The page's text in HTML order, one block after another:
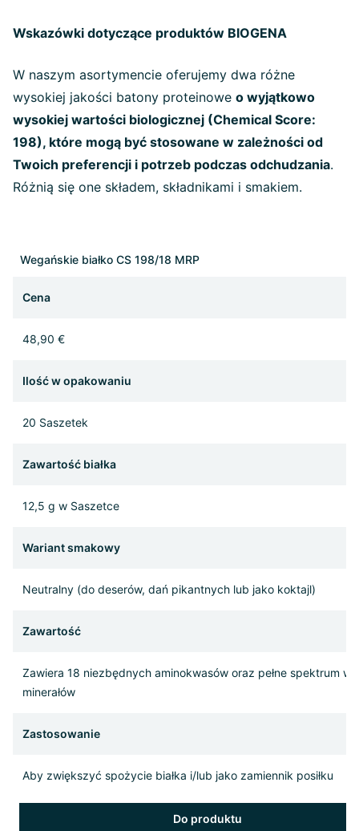
Wskazówki dotyczące produktów BIOGENA
W naszym asortymencie oferujemy dwa różne
wysokiej jakości batony proteinowe o wyjątkowo
wysokiej wartości biologicznej (Chemical Score:
198), które mogą być stosowane w zależności od
Twoich preferencji i potrzeb podczas odchudzania.
Różnią się one składem, składnikami i smakiem.
Wegańskie białko CS 198/18 MRP
Cena
48,90 €
Ilość w opakowaniu
20 Saszetek
Zawartość białka
12,5 g w Saszetce
Wariant smakowy
Neutralny (do deserów, dań pikantnych lub jako koktajl)
Zawartość
Zawiera 18 niezbędnych aminokwasów oraz pełne spektrum
minerałów
Zastosowanie
Aby zwiększyć spożycie białka i/lub jako zamiennik posiłku
Do produktu